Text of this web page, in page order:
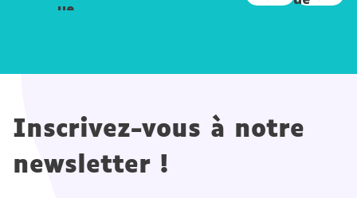
ue
Inscrivez-vous à notre
newsletter !